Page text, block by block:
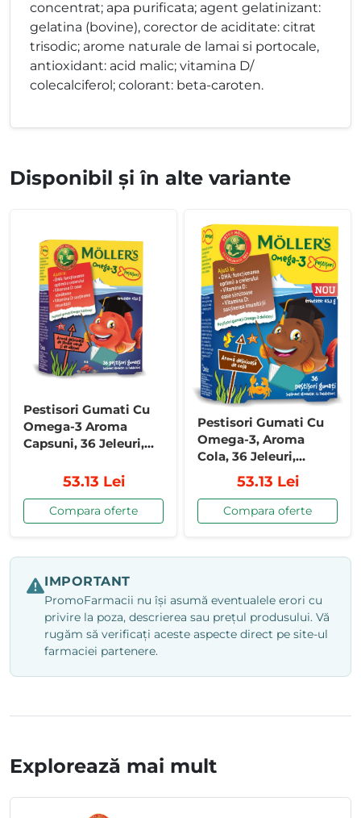
concentrat; apa purificata; agent gelatinizant:
gelatina (bovine), corector de aciditate: citrat
trisodic; arome naturale de lamai si portocale,
antioxidant: acid malic; vitamina D/
colecalciferol; colorant: beta-caroten.
Disponibil și în alte variante
Pestisori Gumati Cu
Omega-3 Aroma
Capsuni, 36 Jeleuri,
53.13 Lei
Compara oferte
Pestisori Gumati Cu
Omega-3, Aroma
Cola, 36 Jeleuri,
Mollers53.13 Lei
Compara oferte
IMPORTANT
PromoFarmacii nu își asumă eventualele erori cu
privire la poza, descrierea sau prețul produsului. Vă
rugăm să verificați aceste aspecte direct pe site-ul
farmaciei partenere.
Explorează mai mult